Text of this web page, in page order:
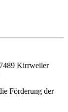
Kirrweiler
Förderung der